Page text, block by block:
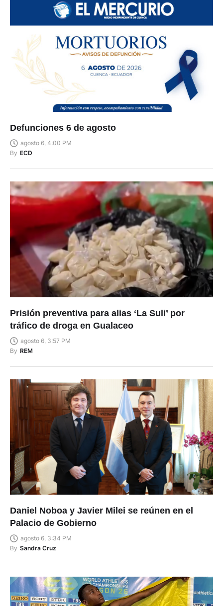
Defunciones 6 de agosto
agosto 6, 4:00 PM
By ECD
Prisión preventiva para alias ‘La Suli’ por
tráfico de droga en Gualaceo
agosto 6, 3:57 PM
By REM
Daniel Noboa y Javier Milei se reúnen en el
Palacio de Gobierno
agosto 6, 3:34 PM
By Sandra Cruz